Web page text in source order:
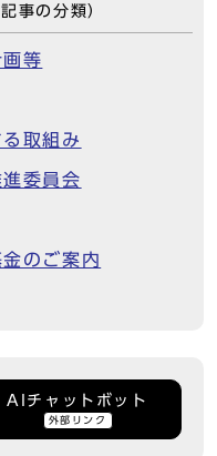
記事の分類）
等
取組み
委員会
のご案内
AIチャットボット
外部リンク